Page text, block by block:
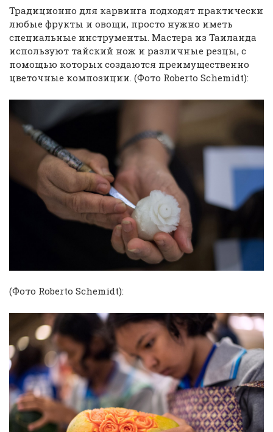
Традиционно для карвинга подходят практически
любые фрукты и овощи, просто нужно иметь
специальные инструменты. Мастера из Таиланда
используют тайский нож и различные резцы, с
помощью которых создаются преимущественно
цветочные композиции. (Фото Roberto Schemidt):
(Фото Roberto Schemidt):